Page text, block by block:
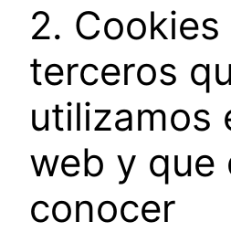
2. Cookies
terceros
utilizamos
web y que
conocer